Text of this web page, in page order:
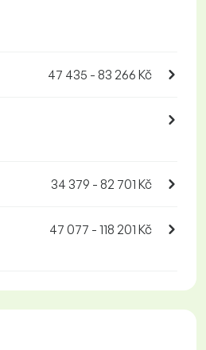
47 435 - 83 266 Kč
34 379 - 82 701 Kč
47 077 - 118 201 Kč